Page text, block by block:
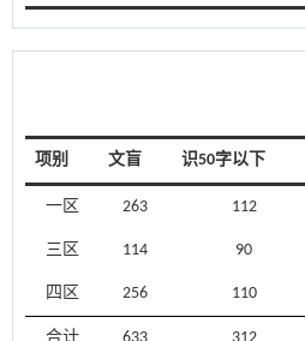
项别 文盲 识50字以下
一区 263 112
三区 114 90
四区 256 110